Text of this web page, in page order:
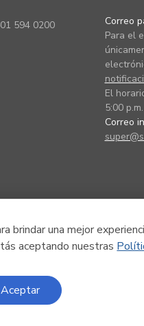
brindar una mejor
aceptando nuestras
Aceptar
594 0200
Correo
Para el
El
5:00 p.m.
Correo